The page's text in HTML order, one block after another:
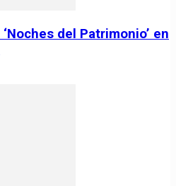
del Patrimonio’ en